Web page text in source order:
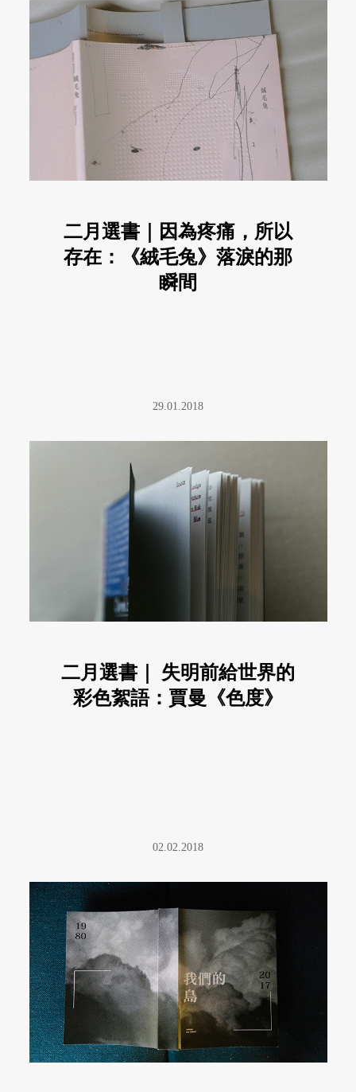
二月選書｜因為疼痛，所以
存在：《絨毛兔》落淚的那
瞬間
29.01.2018
二月選書｜ 失明前給世界的
彩色絮語：賈曼《色度》
02.02.2018